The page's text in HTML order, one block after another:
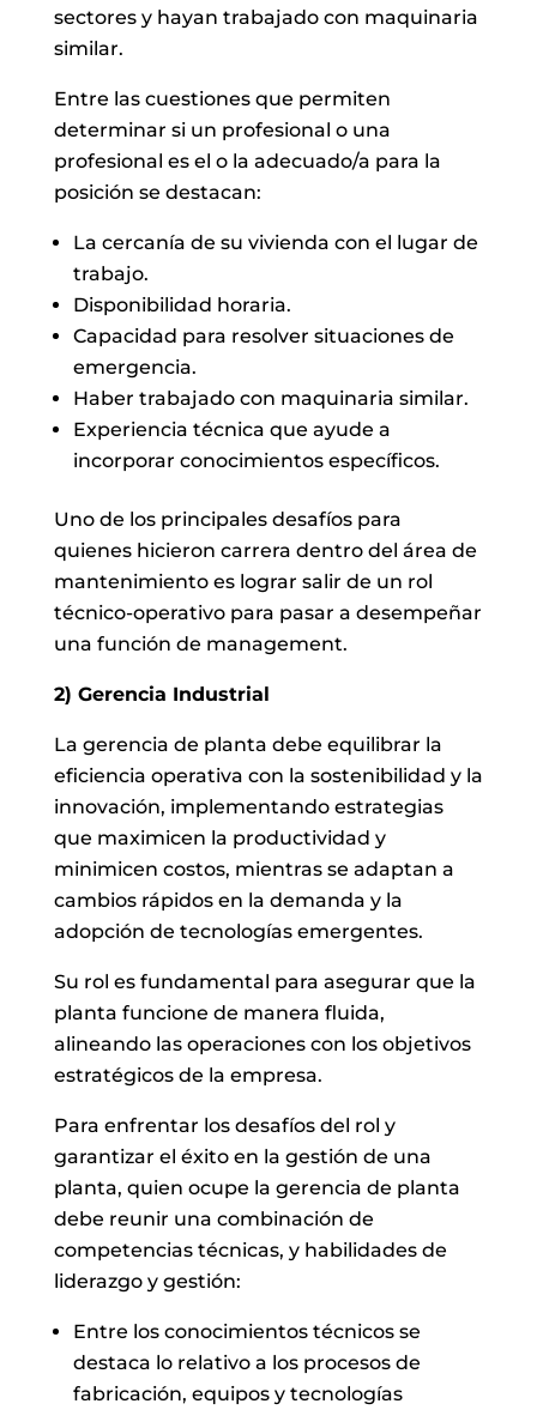
sectores y hayan trabajado con maquinaria
similar.
Entre las cuestiones que permiten
determinar si un profesional o una
profesional es el o la adecuado/a para la
posición se destacan:
La cercanía de su vivienda con el lugar de
trabajo.
Disponibilidad horaria.
Capacidad para resolver situaciones de
emergencia.
Haber trabajado con maquinaria similar.
Experiencia técnica que ayude a
incorporar conocimientos específicos.
Uno de los principales desafíos para
quienes hicieron carrera dentro del área de
mantenimiento es lograr salir de un rol
técnico-operativo para pasar a desempeñar
una función de management.
2) Gerencia Industrial
La gerencia de planta debe equilibrar la
eficiencia operativa con la sostenibilidad y la
innovación, implementando estrategias
que maximicen la productividad y
minimicen costos, mientras se adaptan a
cambios rápidos en la demanda y la
adopción de tecnologías emergentes.
Su rol es fundamental para asegurar que la
planta funcione de manera fluida,
alineando las operaciones con los objetivos
estratégicos de la empresa.
Para enfrentar los desafíos del rol y
garantizar el éxito en la gestión de una
planta, quien ocupe la gerencia de planta
debe reunir una combinación de
competencias técnicas, y habilidades de
liderazgo y gestión:
Entre los conocimientos técnicos se
destaca lo relativo a los procesos de
fabricación, equipos y tecnologías